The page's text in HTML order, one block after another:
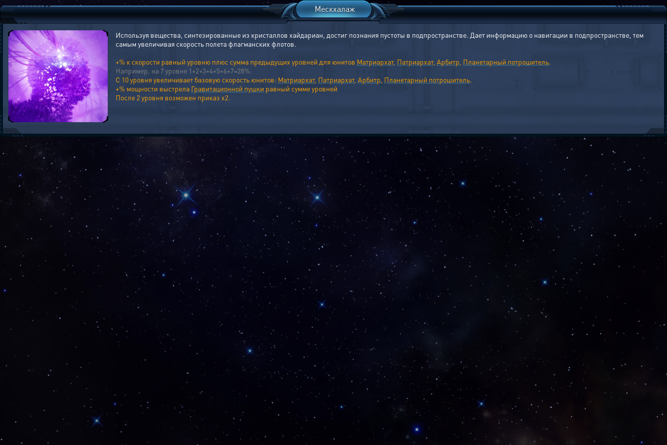
Мескхалаж
Используя вещества, синтезированные из кристаллов хайдариан, достиг познания пустоты в подпространстве. Дает информацию о навигации в подпространстве, тем
самым увеличивая скорость полета флагманских флотов.
+% к скорости равный уровню плюс сумма предыдущих уровней для юнитов Матриархат, Патриархат, Арбитр Планетарный потрошитель.
Например, на 7 уровне 1+2+3+4+5+6+7=28%.
С 10 уровня увеличивает базовую скорость юнитов: Матриархат, Патриархат, Арбитр Планетарный потрошитель.
+% мощности выстрела Гравитационной пушки равный сумме уровней
После 2 уровня возможен приказ х2.